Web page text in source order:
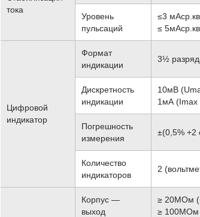
тока
Уровень
пульсаций
≤3
≤
Цифровой
индикатор
Формат
индикации
3½
Дискретность
индикации
10мВ
1мА (Imax
Погрешность
измерения
±(0,5% +2
Количество
индикаторов
2
Корпус —
выход
≥ 20МОм
≥ 100МОм